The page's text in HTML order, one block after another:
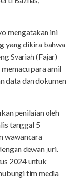
mengatakan ini
yang dikira bahwa
Syariah (Fajar)
para amil
data dan dokumen
penilaian oleh
tanggal 5
wawancara
dewan juri.
2024 untuk
tim media